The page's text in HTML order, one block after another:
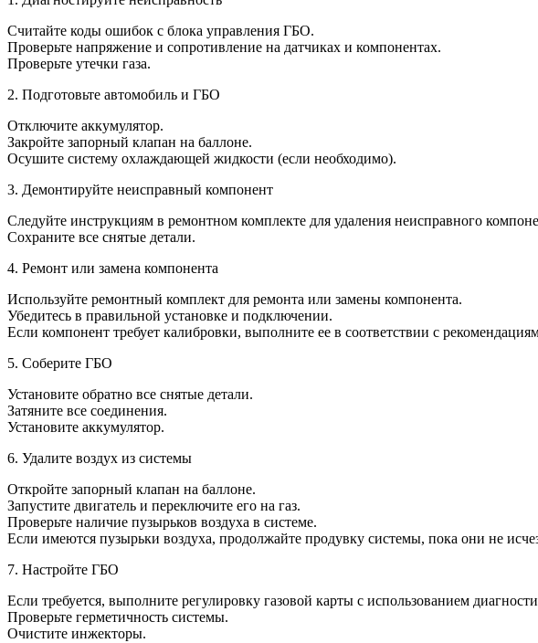
Считайте коды ошибок с блока управления ГБО.
Проверьте напряжение и сопротивление на датчиках и компонентах.
Проверьте утечки газа.
2. Подготовьте автомобиль и ГБО
Отключите аккумулятор.
Закройте запорный клапан на баллоне.
Осушите систему охлаждающей жидкости (если необходимо).
3. Демонтируйте неисправный компонент
Следуйте инструкциям в ремонтном комплекте для удаления неисправного
Сохраните все снятые детали.
4. Ремонт или замена компонента
Используйте ремонтный комплект для ремонта или замены компонента.
Убедитесь в правильной установке и подключении.
Если компонент требует калибровки, выполните ее в соответствии с
5. Соберите ГБО
Установите обратно все снятые детали.
Затяните все соединения.
Установите аккумулятор.
6. Удалите воздух из системы
Откройте запорный клапан на баллоне.
Запустите двигатель и переключите его на газ.
Проверьте наличие пузырьков воздуха в системе.
Если имеются пузырьки воздуха, продолжайте продувку системы, пока они не
7. Настройте ГБО
Если требуется, выполните регулировку газовой карты с использованием
Проверьте герметичность системы.
Очистите инжекторы.